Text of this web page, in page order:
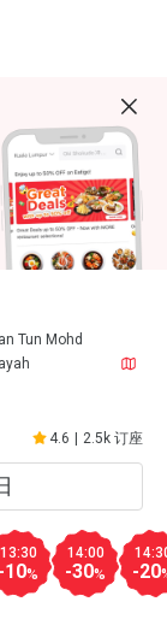
Tun Mohd
4.6 2.5k 订座
13:30
-10%
14:00
-30% -20